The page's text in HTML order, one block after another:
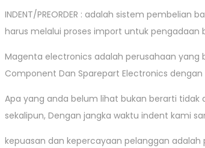
INDENT/PREORDER : adalah sistem
harus melalui proses import untuk pengadaan
Magenta electronics adalah perusahaan
Component Dan Sparepart Electronics
Apa yang anda belum lihat bukan berarti
sekalipun, Dengan jangka waktu indent kami
kepuasan dan kepercayaan pelanggan